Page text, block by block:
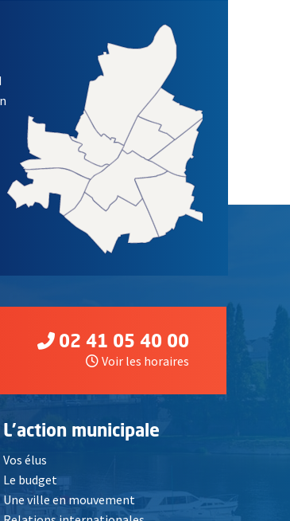
DE LA VILLE D'ANGERS
02 41 05 40 00
Voir les horaires
L'action municipale
Vos élus
Le budget
Une ville en mouvement